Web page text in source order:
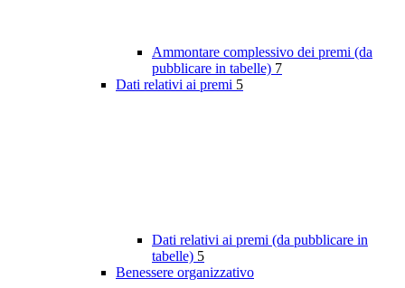
Ammontare complessivo dei premi (da
pubblicare in tabelle) 7
Dati relativi ai premi 5
Dati relativi ai premi (da pubblicare in
tabelle) 5
Benessere organizzativo